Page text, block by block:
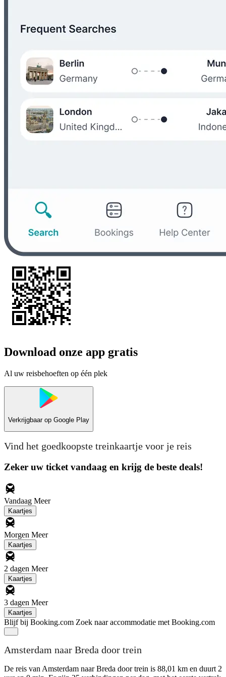
Download onze app gratis
Al uw reisbehoeften op één plek
Verkrijgbaar op Google Play
Vind het goedkoopste treinkaartje voor je reis
Zeker uw ticket vandaag en krijg de beste deals!
Vandaag Meer
Kaartjes
Morgen Meer
Kaartjes
2 dagen Meer
Kaartjes
3 dagen Meer
Kaartjes
Blijf bij Booking.com Zoek naar accommodatie met Booking.com
Amsterdam naar Breda door trein
De reis van Amsterdam naar Breda door trein is 88,01 km en duurt 2